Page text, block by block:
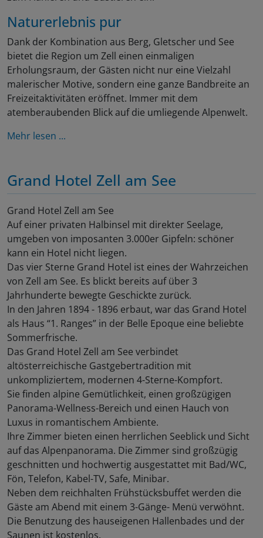
Naturerlebnis pur
Dank der Kombination aus Berg, Gletscher und See
bietet die Region um Zell einen einmaligen
Erholungsraum, der Gästen nicht nur eine Vielzahl
malerischer Motive, sondern eine ganze Bandbreite an
Freizeitaktivitäten eröffnet. Immer mit dem
atemberaubenden Blick auf die umliegende Alpenwelt.
Mehr lesen ...
Grand Hotel Zell am See
Grand Hotel Zell am See
Auf einer privaten Halbinsel mit direkter Seelage,
umgeben von imposanten 3.000er Gipfeln: schöner
kann ein Hotel nicht liegen.
Das vier Sterne Grand Hotel ist eines der Wahrzeichen
von Zell am See. Es blickt bereits auf über 3
Jahrhunderte bewegte Geschickte zurück.
In den Jahren 1894 - 1896 erbaut, war das Grand Hotel
als Haus “1. Ranges” in der Belle Epoque eine beliebte
Sommerfrische.
Das Grand Hotel Zell am See verbindet
altösterreichische Gastgebertradition mit
unkompliziertem, modernen 4-Sterne-Kompfort.
Sie finden alpine Gemütlichkeit, einen großzügigen
Panorama-Wellness-Bereich und einen Hauch von
Luxus in romantischem Ambiente.
Ihre Zimmer bieten einen herrlichen Seeblick und Sicht
auf das Alpenpanorama. Die Zimmer sind großzügig
geschnitten und hochwertig ausgestattet mit Bad/WC,
Fön, Telefon, Kabel-TV, Safe, Minibar.
Neben dem reichhalten Frühstücksbuffet werden die
Gäste am Abend mit einem 3-Gänge- Menü verwöhnt.
Die Benutzung des hauseigenen Hallenbades und der
Saunen ist kostenlos.